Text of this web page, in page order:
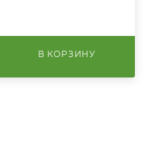
В КОРЗИНУ